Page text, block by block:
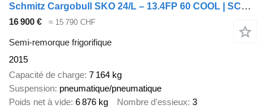
Schmitz Cargobull SKO 24/L – 13.4FP 60 COOL | SCB*S3B
16 900 € ≈ 15 790 CHF
Semi-remorque frigorifique
2015
Capacité de charge 7 164 kg
Suspension pneumatique/pneumatique
Poids net à vide 6 876 kg Nombre d'essieux 3